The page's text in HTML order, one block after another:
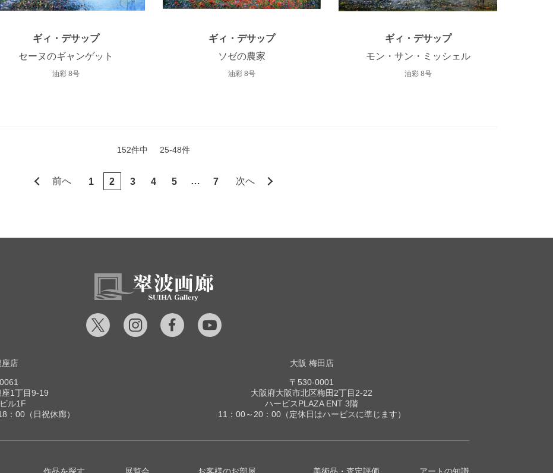
ギィ・デサップ
セーヌのギャンゲット
油彩 8号
ギィ・デサップ
ソゼの農家
油彩 8号
ギィ・デサップ
モン・サン・ミッシェル
油彩 8号
152件中 25-48件
前へ 1 2 3 4 5 … 7 次へ
店
1丁目9-19
ル1F
：00（日祝休廊）
大阪 梅田店
〒530-0001
大阪府大阪市北区梅田2丁目2-22
ハービスPLAZA ENT 3階
11：00～20：00（定休日はハービスに準じます）